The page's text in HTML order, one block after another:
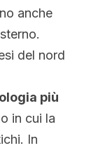
anche
del nord
più
in cui la
In